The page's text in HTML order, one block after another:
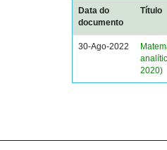
Data do
documento
Título
30-Ago-2022
2020)